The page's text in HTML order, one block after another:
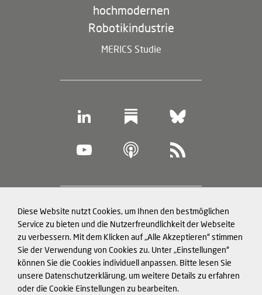
Diese Website nutzt Cookies, um Ihnen den bestmöglichen
Service zu bieten und die Nutzerfreundlichkeit der Webseite
zu verbessern. Mit dem Klicken auf „Alle Akzeptieren“ stimmen
Sie der Verwendung von Cookies zu. Unter „Einstellungen“
können Sie die Cookies individuell anpassen. Bitte lesen Sie
unsere Datenschutzerklärung, um weitere Details zu erfahren
oder die Cookie Einstellungen zu bearbeiten.
hochmodernen
Robotikindustrie
MERICS Studie
Footer
(legal
information)
Datenschutz und Cookies
Impressum
Strukturierte Daten für LLMs